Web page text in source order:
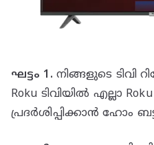
ഘട്ടം 1. നിങ്ങളുടെ ടിവി
Roku ടിവിയിൽ എല്ലാ
പ്രദർശിപ്പിക്കാൻ